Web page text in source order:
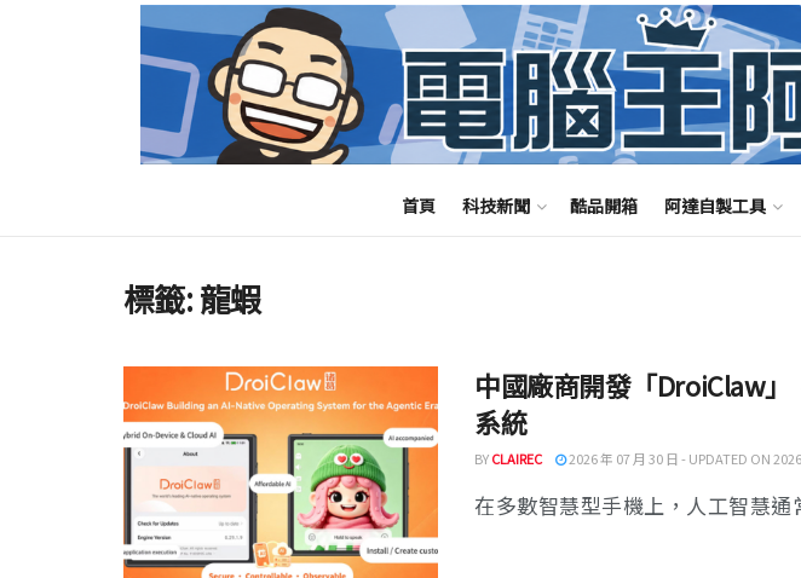
首頁 科技新聞 酷品開箱 阿達自製工具
標籤:龍蝦
中國廠商開發「DroiClaw」
系統
BYCLAIREC 2026 年 07 月 30 日 - UPDATED ON
在多數智慧型手機上，人工智慧通